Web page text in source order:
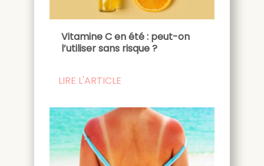
Vitamine C en été : peut-on
l’utiliser sans risque ?
LIRE L'ARTICLE